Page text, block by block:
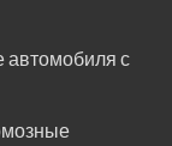
автомобиля с